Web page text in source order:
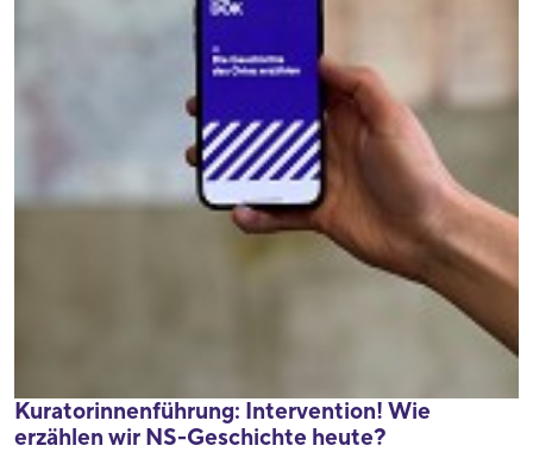
Kuratorinnenführung: Intervention! Wie
erzählen wir NS-Geschichte heute?